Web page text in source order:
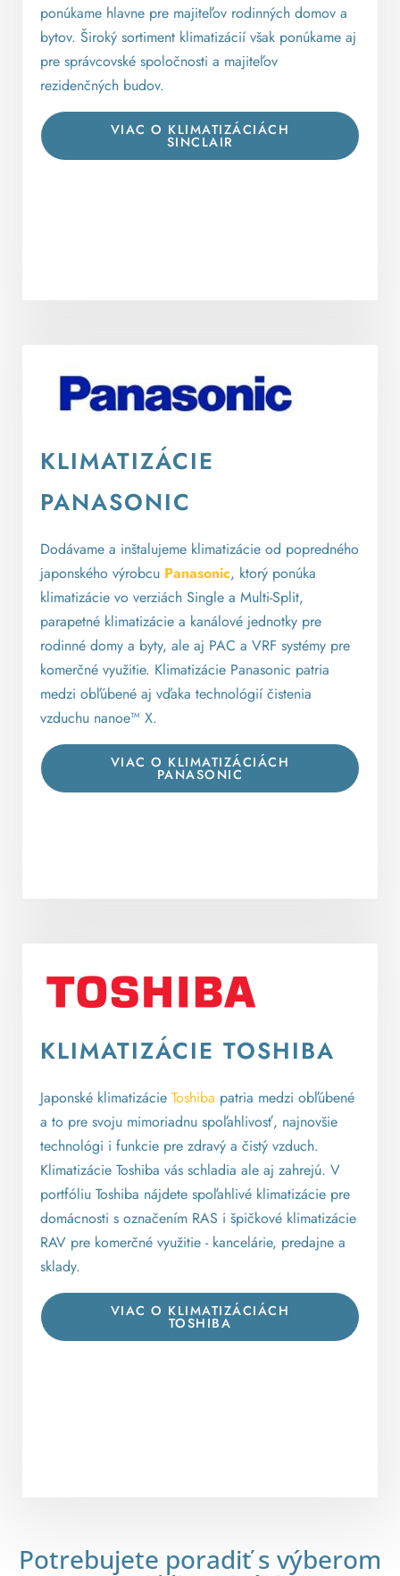
ponúkame hlavne pre majiteľov rodinných domov a
bytov. Široký sortiment klimatizácií však ponúkame aj
pre správcovské spoločnosti a majiteľov
rezidenčných budov.
VIAC O KLIMATIZÁCIÁCH
SINCLAIR
KLIMATIZÁCIE
PANASONIC
Dodávame a inštalujeme klimatizácie od popredného
japonského výrobcu Panasonic, ktorý ponúka
klimatizácie vo verziách Single a Multi-Split,
parapetné klimatizácie a kanálové jednotky pre
rodinné domy a byty, ale aj PAC a VRF systémy pre
komerčné využitie. Klimatizácie Panasonic patria
medzi obľúbené aj vďaka technológií čistenia
vzduchu nanoe™ X.
VIAC O KLIMATIZÁCIÁCH
PANASONIC
KLIMATIZÁCIE TOSHIBA
Japonské klimatizácie Toshiba patria medzi obľúbené
a to pre svoju mimoriadnu spoľahlivosť, najnovšie
technológi i funkcie pre zdravý a čistý vzduch.
Klimatizácie Toshiba vás schladia ale aj zahrejú. V
portfóliu Toshiba nájdete spoľahlivé klimatizácie pre
domácnosti s označením RAS i špičkové klimatizácie
RAV pre komerčné využitie - kancelárie, predajne a
sklady.
VIAC O KLIMATIZÁCIÁCH
TOSHIBA
Potrebujete poradiť s výberom